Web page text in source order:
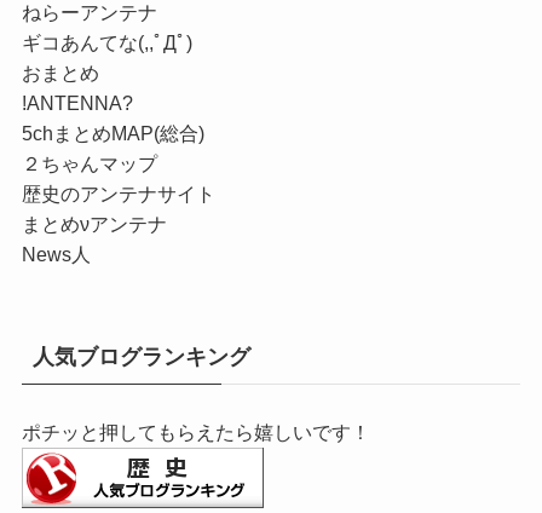
ねらーアンテナ
ギコあんてな(,,ﾟДﾟ)
おまとめ
!ANTENNA?
5chまとめMAP(総合)
２ちゃんマップ
歴史のアンテナサイト
まとめνアンテナ
News人
人気ブログランキング
ポチッと押してもらえたら嬉しいです！